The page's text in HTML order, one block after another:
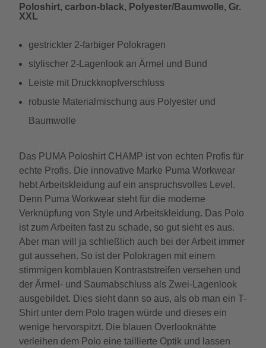
Poloshirt, carbon-black, Polyester/Baumwolle, Gr.
XXL
gestrickter 2-farbiger Polokragen
stylischer 2-Lagenlook an Ärmel und Bund
Leiste mit Druckknopfverschluss
robuste Materialmischung aus Polyester und
Baumwolle
Das PUMA Poloshirt CHAMP ist von echten Profis für
echte Profis. Die innovative Marke Puma Workwear
hebt Arbeitskleidung auf ein anspruchsvolles Level.
Denn Puma Workwear steht für die moderne
Verknüpfung von Style und Arbeitskleidung. Das Polo
ist zum Arbeiten fast zu schade, so gut sieht es aus.
Aber man will ja schließlich auch bei der Arbeit immer
gut aussehen. So ist der Polokragen mit einem
stimmigen kornblauen Kontraststreifen versehen und
der Ärmel- und Saumabschluss als Zwei-Lagenlook
ausgebildet. Dies sieht dann so aus, als ob man ein T-
Shirt unter dem Polo tragen würde und dieses ein
wenige hervorspitzt. Die blauen Overlooknähte
verleihen dem Polo eine taillierte Optik und lassen